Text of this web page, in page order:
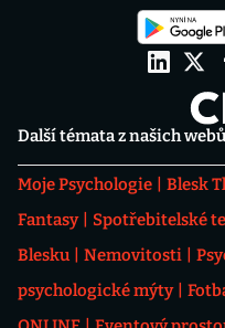
Další témata z našich webů
Moje Psychologie Blesk
Fantasy
Spotřebitelské
Blesku
Nemovitosti
psychologické mýty